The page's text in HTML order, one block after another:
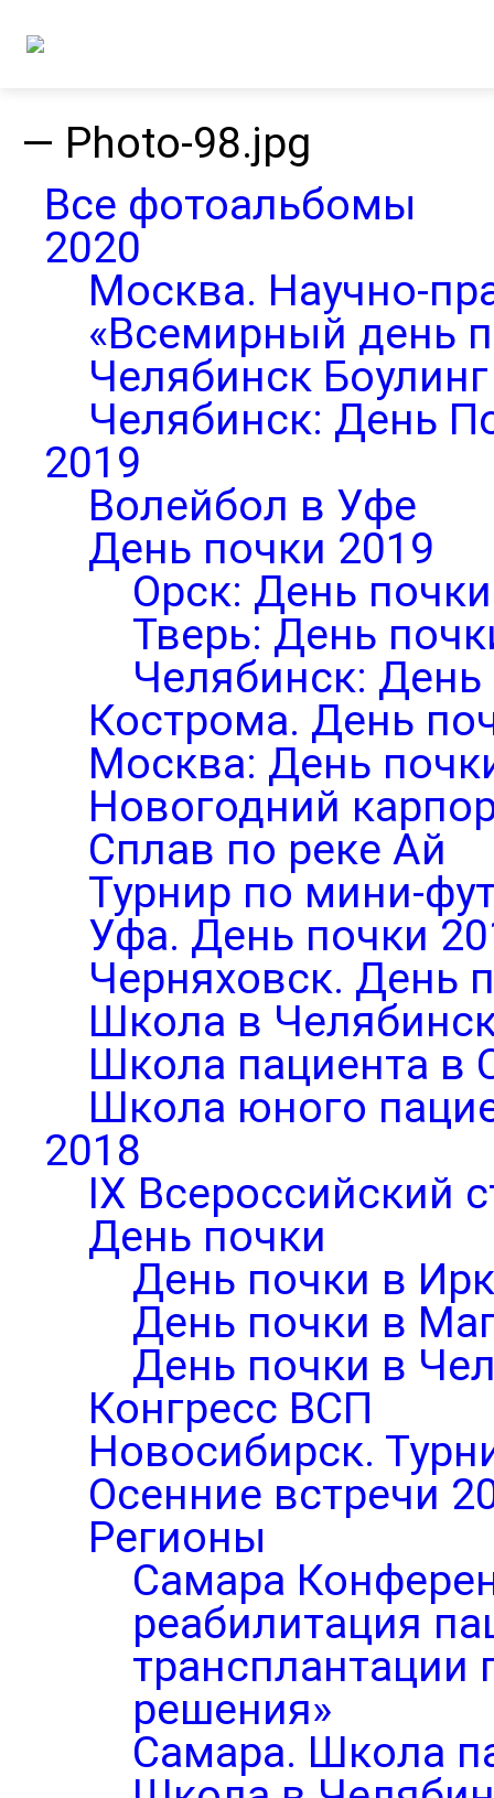
— Photo-98.jpg
Все фотоальбомы
2020
Москва. Научно-
«Всемирный день
Челябинск
Челябинск: День
2019
Волейбол в Уфе
День почки 2019
Орск: День почки
Тверь: День
Челябинск:
Кострома. День
Москва: День
Новогодний
Сплав по реке Ай
Турнир по мини-
Уфа. День почки
Черняховск. День
Школа в
Школа пациента в
Школа юного
2018
IX Всероссийский
День почки
День почки в
День почки в
День почки в
Конгресс ВСП
Новосибирск.
Осенние встречи
Регионы
Самара
реабилитация
трансплантации
решения»
Самара. Школа